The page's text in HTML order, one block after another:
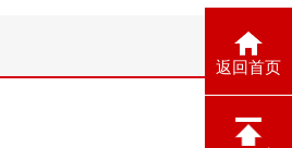
返回首页